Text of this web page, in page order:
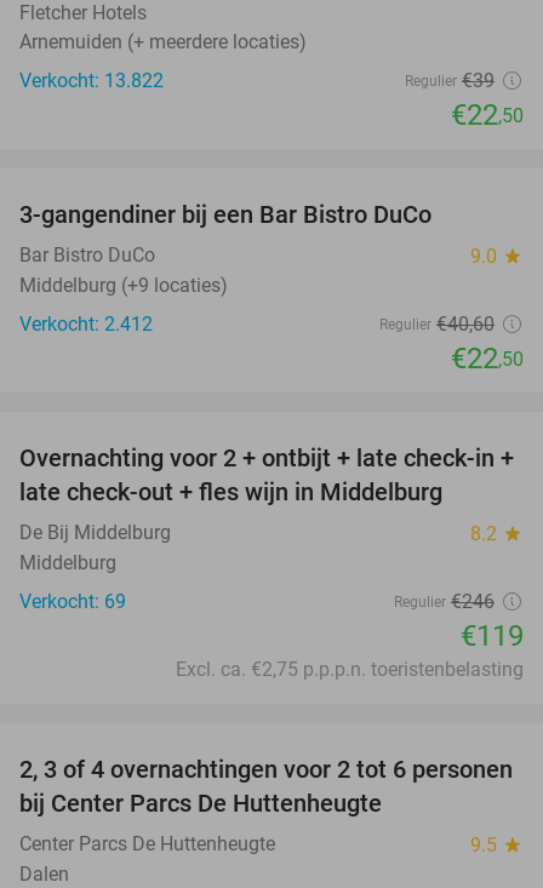
Fletcher Hotels
Arnemuiden (+ meerdere locaties)
Verkocht: 13.822
Regulier €39
€22,50
3-gangendiner bij een Bar Bistro DuCo
Bar Bistro DuCo 9.0 star
Middelburg (+9 locaties)
Verkocht: 2.412
Regulier €40,60
€22,50
52%
Overnachting voor 2 + ontbijt + late check-in +
late check-out + fles wijn in Middelburg
De Bij Middelburg 8.2 star
Middelburg
Verkocht: 69
Regulier €246
€119
Excl. ca. €2,75 p.p.p.n. toeristenbelasting
15%
2, 3 of 4 overnachtingen voor 2 tot 6 personen
bij Center Parcs De Huttenheugte
Center Parcs De Huttenheugte 9.5 star
Dalen